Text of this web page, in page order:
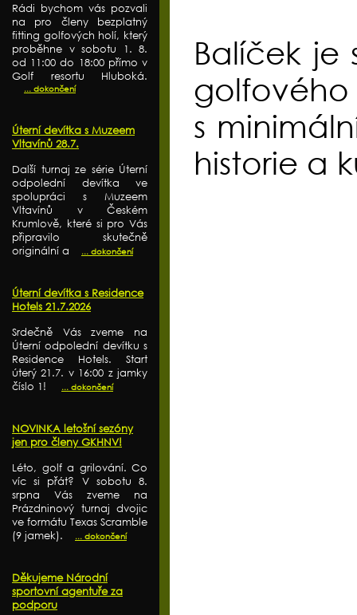
Rádi bychom vás pozvali
na pro členy bezplatný
fitting golfových holí, který
proběhne v sobotu 1. 8.
od 11:00 do 18:00 přímo v
Golf resortu Hluboká.
... dokončení
Úterní devítka s Muzeem
Vltavínů 28.7.
Další turnaj ze série Úterní
odpolední devítka ve
spolupráci s Muzeem
Vltavínů v Českém
Krumlově, které si pro Vás
připravilo skutečně
originální a
... dokončení
Úterní devítka s Residence
Hotels 21.7.2026
Srdečně Vás zveme na
Úterní odpolední devítku s
Residence Hotels. Start
úterý 21.7. v 16:00 z jamky
číslo 1!
... dokončení
NOVINKA letošní sezóny
jen pro členy GKHNV!
Léto, golf a grilování. Co
víc si přát? V sobotu 8.
srpna Vás zveme na
Prázdninový turnaj dvojic
ve formátu Texas Scramble
(9 jamek).
... dokončení
Děkujeme Národní
sportovní agentuře za
podporu
Balíček je
golfového
s
historie a